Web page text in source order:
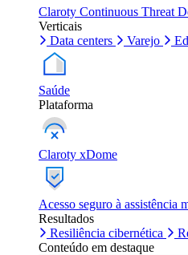
Claroty Continuous Threat
Verticais
Data centers
Varejo
Saúde
Plataforma
Claroty xDome
Acesso seguro à assistência
Resultados
Resiliência cibernética
Conteúdo em destaque